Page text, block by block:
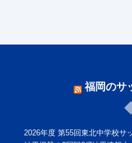
福岡のサ
2026年度 第55回東北中学校サ